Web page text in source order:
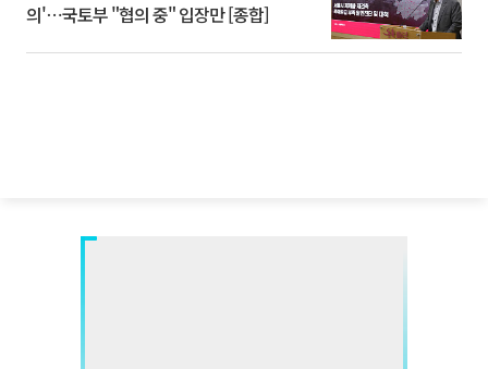
의'⋯국토부 "협의 중" 입장만 [종합]